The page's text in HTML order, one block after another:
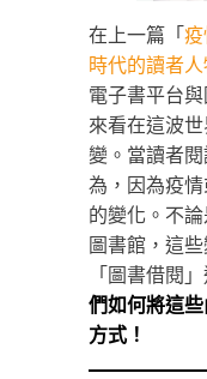
在上一篇「 疫
時代的讀者
電子書平台
來看在這波
變。當讀者
為，因為疫
的變化。不
圖書館，這
「圖書借閱
們如何將這
方式！